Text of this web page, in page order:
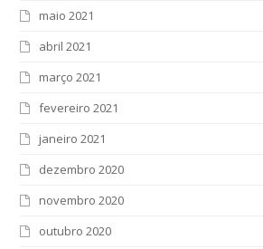
maio 2021
abril 2021
março 2021
fevereiro 2021
janeiro 2021
dezembro 2020
novembro 2020
outubro 2020